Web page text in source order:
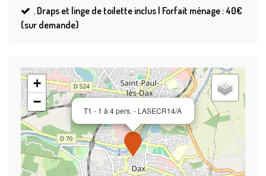
. Draps et linge de toilette inclus | Forfait ménage : 40€
(sur demande)
T1 - 1 à 4 pers. - LASECR14/A
+
−